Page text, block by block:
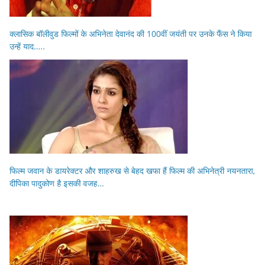
क्लासिक बॉलीवुड फिल्मों के अभिनेता देवानंद की 100वीं जयंती पर उनके फैंस ने किया
उन्हें याद…..
फिल्म जवान के डायरेक्टर और शाहरुख से बेहद खफा हैं फिल्म की अभिनेत्री नयनतारा,
दीपिका पादुकोण है इसकी वजह…